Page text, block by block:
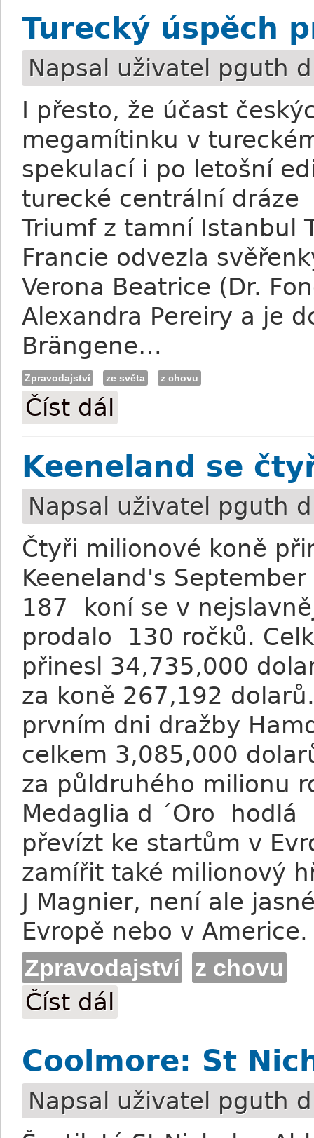
Turecký úspěch
Napsal uživatel pguth
I přesto, že účast
megamítinku v
spekulací i po letošní
turecké centrální dráze
Triumf z tamní Istanbul
Francie odvezla
Verona Beatrice (Dr.
Alexandra Pereiry a je
Brängene…
Zpravodajství ze světa z chovu
Číst dál
Keeneland se
Napsal uživatel pguth
Čtyři milionové koně
Keeneland's
187 koní se v
prodalo 130 ročků.
přinesl 34,735,000
za koně 267,192
prvním dni dražby
celkem 3,085,000
za půldruhého milionu
Medaglia d ´Oro hodlá
převízt ke startům v
zamířit také milionový
J Magnier, není ale
Evropě nebo v Americe.
Zpravodajství z chovu
Číst dál
Coolmore: St
Napsal uživatel pguth